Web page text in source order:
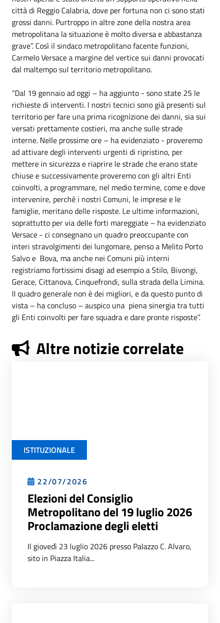
città di Reggio Calabria, dove per fortuna non ci sono stati
grossi danni. Purtroppo in altre zone della nostra area
metropolitana la situazione è molto diversa e abbastanza
grave”. Così il sindaco metropolitano facente funzioni,
Carmelo Versace a margine del vertice sui danni provocati
dal maltempo sul territorio metropolitano.
“Dal 19 gennaio ad oggi – ha aggiunto - sono state 25 le
richieste di interventi. I nostri tecnici sono già presenti sul
territorio per fare una prima ricognizione dei danni, sia sui
versati prettamente costieri, ma anche sulle strade
interne. Nelle prossime ore – ha evidenziato - proveremo
ad attivare degli interventi urgenti di ripristino, per
mettere in sicurezza e riaprire le strade che erano state
chiuse e successivamente proveremo con gli altri Enti
coinvolti, a programmare, nel medio termine, come e dove
intervenire, perché i nostri Comuni, le imprese e le
famiglie, meritano delle risposte. Le ultime informazioni,
soprattutto per via delle forti mareggiate – ha evidenziato
Versace - ci consegnano un quadro preoccupante con
interi stravolgimenti dei lungomare, penso a Melito Porto
Salvo e Bova, ma anche nei Comuni più interni
registriamo fortissimi disagi ad esempio a Stilo, Bivongi,
Gerace, Cittanova, Cinquefrondi, sulla strada della Limina.
Il quadro generale non è dei migliori, e da questo punto di
vista – ha concluso – auspico una piena sinergia tra tutti
gli Enti coinvolti per fare squadra e dare pronte risposte”.
Altre notizie correlate
ISTITUZIONALE
22/07/2026
Elezioni del Consiglio
Metropolitano del 19 luglio 2026
Proclamazione degli eletti
Il giovedì 23 luglio 2026 presso Palazzo C. Alvaro,
sito in Piazza Italia...